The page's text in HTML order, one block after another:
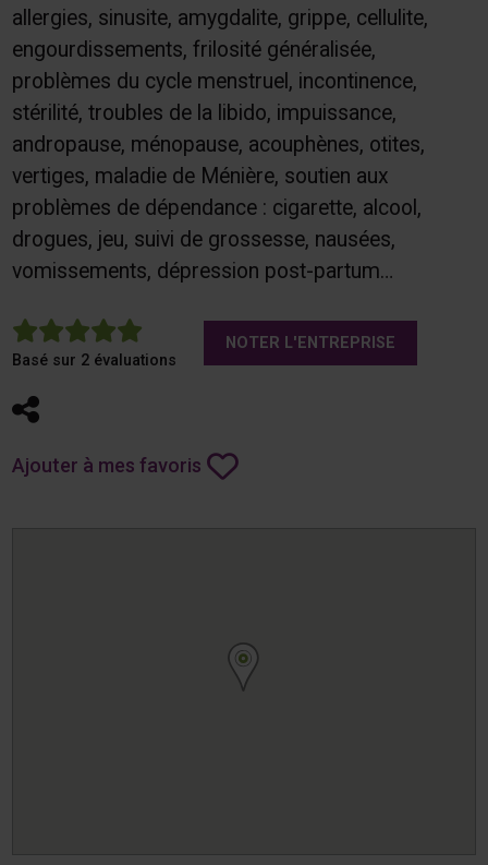
allergies, sinusite, amygdalite, grippe, cellulite,
engourdissements, frilosité généralisée,
problèmes du cycle menstruel, incontinence,
stérilité, troubles de la libido, impuissance,
andropause, ménopause, acouphènes, otites,
vertiges, maladie de Ménière, soutien aux
problèmes de dépendance : cigarette, alcool,
drogues, jeu, suivi de grossesse, nausées,
vomissements, dépression post-partum…
5
Basé sur 2 évaluations
NOTER L'ENTREPRISE
Partager
Ajouter à mes favoris